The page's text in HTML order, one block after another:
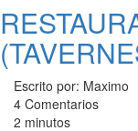
Escrito por: Maximo
4 Comentarios
2 minutos